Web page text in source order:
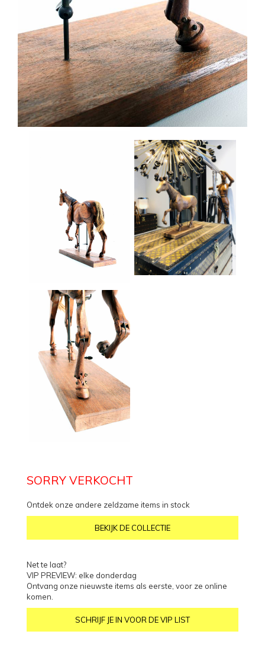
SORRY VERKOCHT
Ontdek onze andere zeldzame items in stock
BEKIJK DE COLLECTIE
Net te laat?
VIP PREVIEW: elke donderdag
Ontvang onze nieuwste items als eerste, voor ze online
komen.
SCHRIJF JE IN VOOR DE VIP LIST